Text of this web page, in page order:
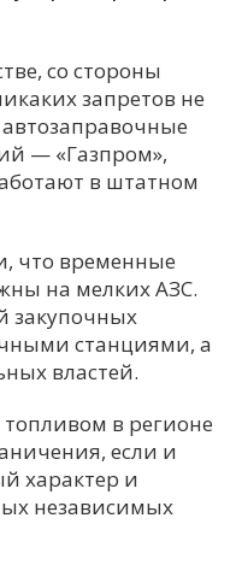
Х
Ч
со стороны
запретов не
— «Газпром»,
в штатном
что временные
на мелких АЗС.
закупочных
станциями, а
властей.
в регионе
если и
характер и
независимых